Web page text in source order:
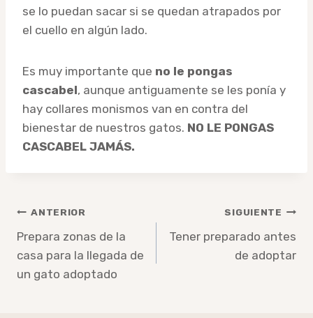
se lo puedan sacar si se quedan atrapados por
el cuello en algún lado.
Es muy importante que no le pongas
cascabel, aunque antiguamente se les ponía y
hay collares monismos van en contra del
bienestar de nuestros gatos. NO LE PONGAS
CASCABEL JAMÁS.
Navegación
de
entradas
ANTERIOR
Prepara zonas de la
casa para la llegada de
un gato adoptado
SIGUIENTE
Tener preparado antes
de adoptar